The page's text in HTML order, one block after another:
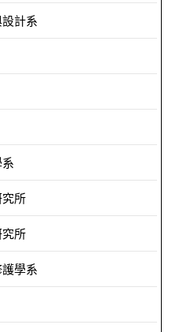
計系
所
所
學系